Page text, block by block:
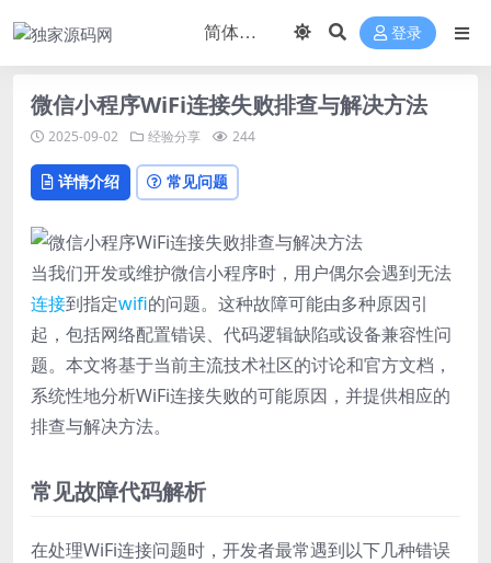
登录
微信小程序WiFi连接失败排查与解决方法
2025-09-02 经验分享 244
详情介绍 常见问题
当我们开发或维护微信小程序时，用户偶尔会遇到无法
连接到指定wifi的问题。这种故障可能由多种原因引
起，包括网络配置错误、代码逻辑缺陷或设备兼容性问
题。本文将基于当前主流技术社区的讨论和官方文档，
系统性地分析WiFi连接失败的可能原因，并提供相应的
排查与解决方法。
常见故障代码解析
在处理WiFi连接问题时，开发者最常遇到以下几种错误